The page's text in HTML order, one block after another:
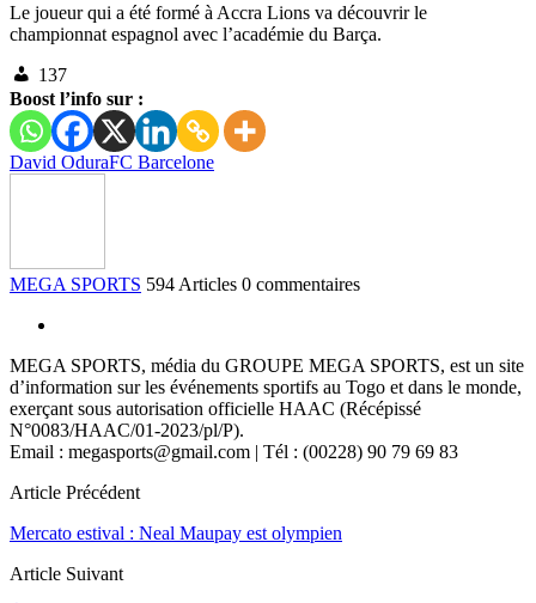
Le joueur qui a été formé à Accra Lions va découvrir le
championnat espagnol avec l’académie du Barça.
137
Boost l’info sur :
David OduraFC Barcelone
MEGA SPORTS 594 Articles 0 commentaires
MEGA SPORTS, média du GROUPE MEGA SPORTS, est un site
d’information sur les événements sportifs au Togo et dans le monde,
exerçant sous autorisation officielle HAAC (Récépissé
N°0083/HAAC/01-2023/pl/P).
Email : megasports@gmail.com | Tél : (00228) 90 79 69 83
Article Précédent
Mercato estival : Neal Maupay est olympien
Article Suivant